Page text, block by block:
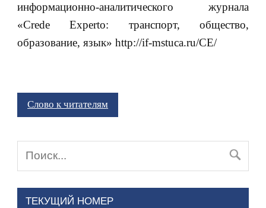
информационно-аналитического журнала
«Crede Experto: транспорт, общество,
образование, язык» http://if-mstuca.ru/CE/
Слово к читателям
ТЕКУЩИЙ НОМЕР